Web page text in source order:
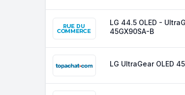
LG 44.5 OLED -
45GX90SA-B
LG UltraGear OLED